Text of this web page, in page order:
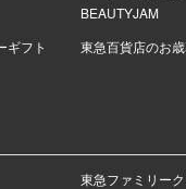
BEAUTYJAM
ギフト
東急百貨店のお
東急ファミリー